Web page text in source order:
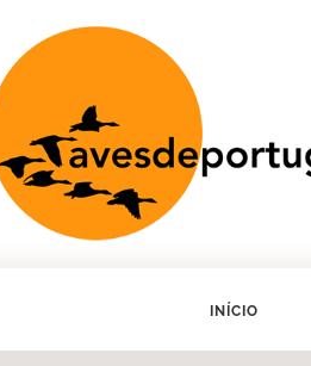
INÍCIO